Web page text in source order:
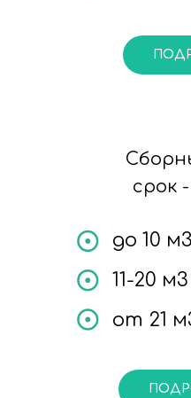
от 21
11-20
до 10
срок -